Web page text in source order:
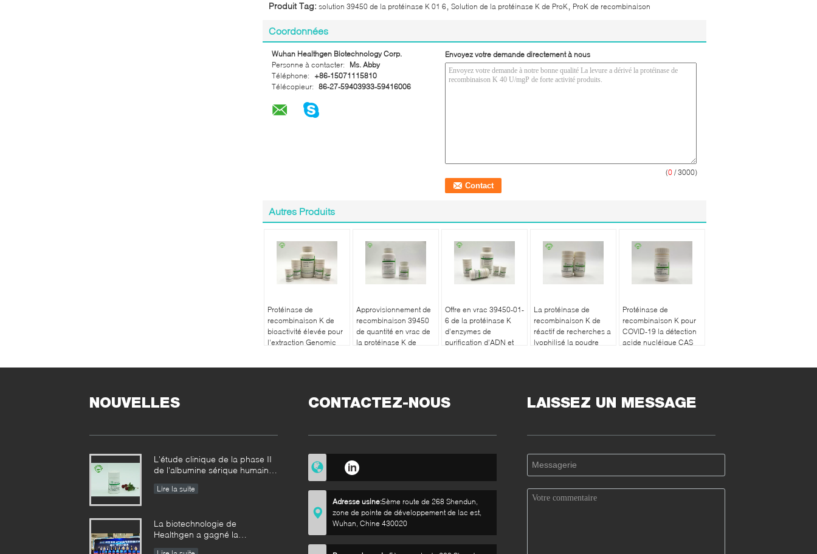
Produit Tag: solution 39450 de la protéinase K 01 6 Solution de la protéinase K de ProK ProK de recombinaison
Coordonnées
Wuhan Healthgen Biotechnology Corp.
Personne à contacter:
Ms. Abby
Téléphone:
+86-15071115810
Télécopieur: 86-27-59403933-59416006
Envoyez votre demande directement à nous
(0 / 3000)
Autres Produits
Protéinase de
recombinaison K de
bioactivité élevée pour
l'extraction Genomic
Approvisionnement de
recombinaison 39450
de quantité en vrac de
la protéinase K de
Offre en vrac 39450-01-
6 de la protéinase K
d'enzymes de
purification d'ADN et
La protéinase de
recombinaison K de
réactif de recherches a
lyophilisé la poudre
Protéinase de
recombinaison K pour
COVID-19 la détection
acide nucléique CAS
NOUVELLES
L'étude clinique de la phase II
de l'albumine sérique humaine
dérivée a réalisé des résultats
Lire la suite
La biotechnologie de
Healthgen a gagné la
CONTACTEZ-NOUS
Adresse usine:5ème route de 268 Shendun,
zone de pointe de développement de lac est,
Wuhan, Chine 430020
LAISSEZ UN MESSAGE